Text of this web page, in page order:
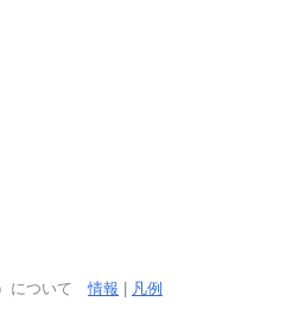
）について情報 凡例